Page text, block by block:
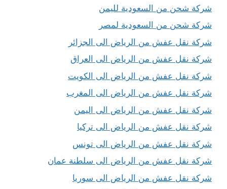
شركة شحن من السعودية لليمن
شركة شحن من السعودية لمصر
شركة نقل عفش من الرياض الى الجزائر
شركة نقل عفش من الرياض الى العراق
شركة نقل عفش من الرياض الى الكويت
شركة نقل عفش من الرياض الى المغرب
شركة نقل عفش من الرياض الى اليمن
شركة نقل عفش من الرياض الى تركيا
شركة نقل عفش من الرياض الى تونس
شركة نقل عفش من الرياض الى سلطنة عمان
شركة نقل عفش من الرياض الى سوريا